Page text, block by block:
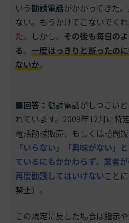
いう勧誘電話がかかってきた
ない。もうかけてこないでく
た。しかし、 その後も毎日の
る。 一度はっきりと断ったの
ないか。
■回答： 勧誘電話がしつこい
れています。2009年12月に特
電話勧誘販売、もしくは訪問販
「いらない」「興味がない」
ているにもかかわらず、業者
再度勧誘してはいけないこと
禁止）。
この規定に反した場合は指示や